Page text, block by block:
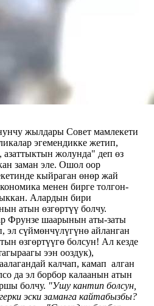
жылдары Совет мамлекети
эгемендикке жетип,
азаттыктын жолунда" деп өз
заман эле. Ошол оор
кыйраган өнөр жай
менен бирге толгон-
Алардын бири
атын өзгөртүү болчу.
Фрунзе шаарынын аты-заты
сүймөнчүлүгүнө айланган
өзгөртүүгө болсун! Ал кезде
ээн ооздук),
калчап, камап алган
да эл борбор калаанын атын
болчу. "Ушу кантип болсун,
эски заманга кайтабызбы?